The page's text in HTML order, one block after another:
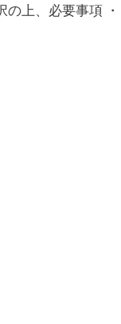
上、必要事項 ・